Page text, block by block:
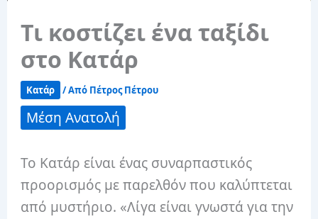
Τι κοστίζει ένα ταξίδι
στο Κατάρ
Κατάρ / Από Πέτρος Πέτρου
Μέση Ανατολή
Το Κατάρ είναι ένας συναρπαστικός
προορισμός με παρελθόν που καλύπτεται
από μυστήριο. «Λίγα είναι γνωστά για την